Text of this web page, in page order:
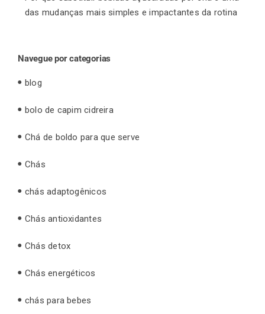
das mudanças mais simples e impactantes da rotina
Navegue por categorias
blog
bolo de capim cidreira
Chá de boldo para que serve
Chás
chás adaptogênicos
Chás antioxidantes
Chás detox
Chás energéticos
chás para bebes